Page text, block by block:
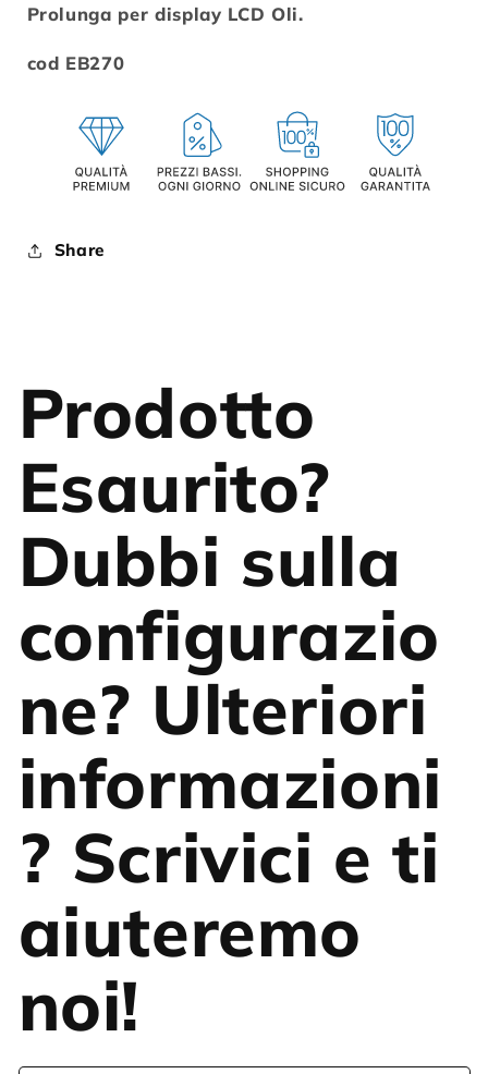
Prolunga per display LCD Oli.
cod EB270
Share
Prodotto
Esaurito?
Dubbi sulla
configurazio
ne? Ulteriori
informazioni
? Scrivici e ti
aiuteremo
noi!